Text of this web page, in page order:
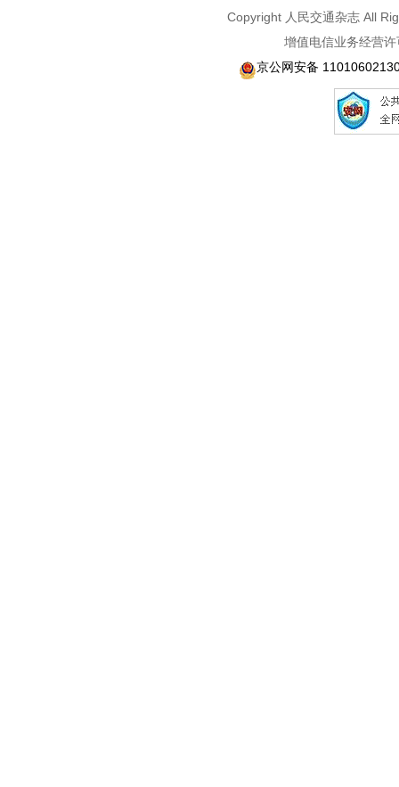
Copyright 人民交通杂志 All
增值电信业务经营
京公网安备